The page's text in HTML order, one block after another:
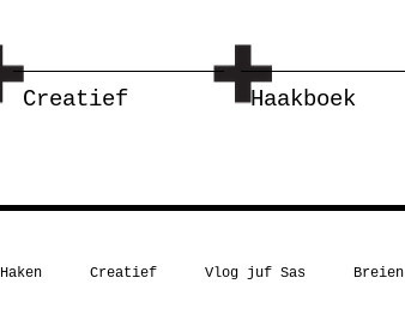
Creatief Haakboek
Haken Creatief Vlog juf Sas Breien